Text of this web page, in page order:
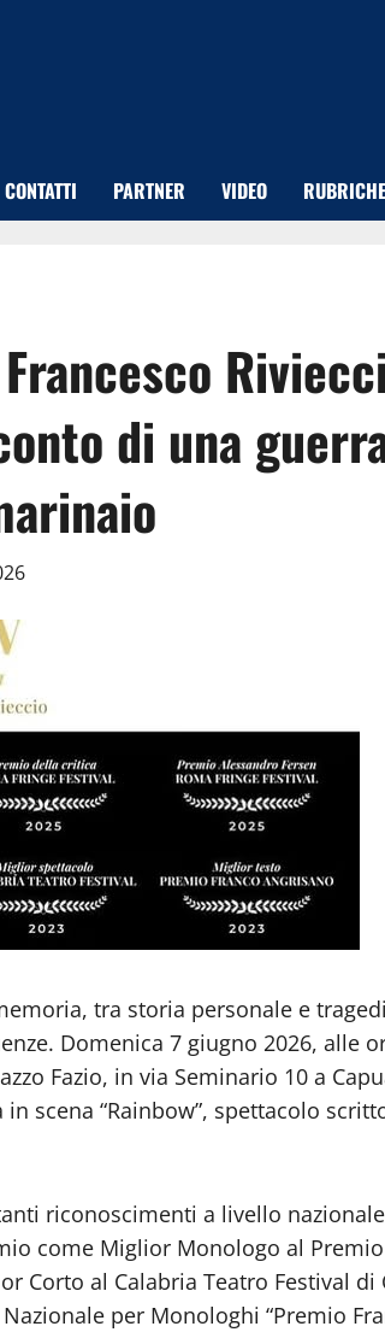
CONTATTI PARTNER VIDEO RUBRICHE
di una
tra storia personale e
Domenica 7 giugno 2026, alle
Fazio, in via Seminario 10 a
in scena “Rainbow”, spettacolo
riconoscimenti a livello
come Miglior Monologo al
Corto al Calabria Teatro Festival
per Monologhi “Premio